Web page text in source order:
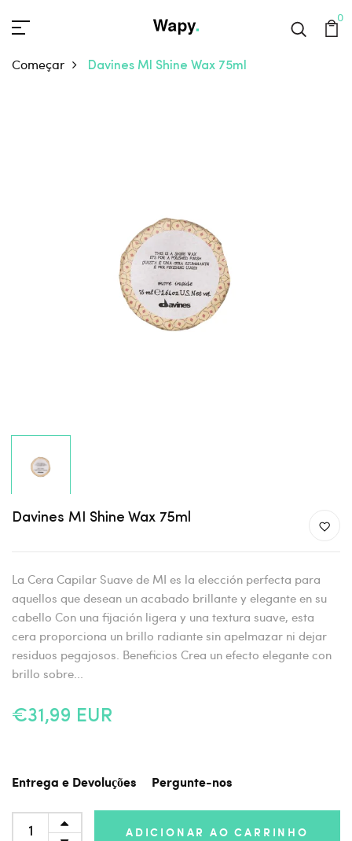
0
Começar Davines MI Shine Wax 75ml
Davines MI Shine Wax 75ml
La Cera Capilar Suave de MI es la elección perfecta para
aquellos que desean un acabado brillante y elegante en su
cabello Con una fijación ligera y una textura suave, esta
cera proporciona un brillo radiante sin apelmazar ni dejar
residuos pegajosos. Beneficios Crea un efecto elegante con
brillo sobre...
€31,99 EUR
Entrega e Devoluções Pergunte-nos
ADICIONAR AO CARRINHO